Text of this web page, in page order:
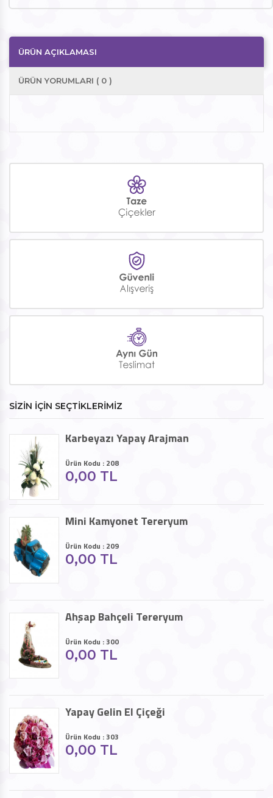
ÜRÜN AÇIKLAMASI
ÜRÜN YORUMLARI ( 0 )
SİZİN İÇİN SEÇTİKLERİMİZ
Karbeyazı Yapay Arajman
Ürün Kodu : 208
0,00 TL
Mini Kamyonet Tereryum
Ürün Kodu : 209
0,00 TL
Ahşap Bahçeli Tereryum
Ürün Kodu : 300
0,00 TL
Yapay Gelin El Çiçeği
Ürün Kodu : 303
0,00 TL